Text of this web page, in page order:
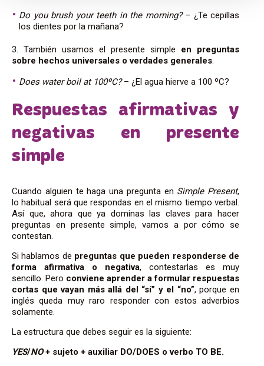
Do you brush your teeth in the morning?– ¿Te cepillas
los dientes por la mañana?
3. También usamos el presente simple en preguntas
sobre hechos universales o verdades generales.
Does water boil at 100ºC?– ¿El agua hierve a 100 ºC?
Respuestas afirmativas y
negativas en presente
simple
Cuando alguien te haga una pregunta en Simple Present,
lo habitual será que respondas en el mismo tiempo verbal.
Así que, ahora que ya dominas las claves para hacer
preguntas en presente simple, vamos a por cómo se
contestan.
Si hablamos de preguntas que pueden responderse de
forma afirmativa o negativa, contestarlas es muy
sencillo. Pero conviene aprender a formular respuestas
cortas que vayan más allá del “sí” y el “no”, porque en
inglés queda muy raro responder con estos adverbios
solamente.
La estructura que debes seguir es la siguiente:
YES/NO+ sujeto + auxiliar DO/DOES o verbo TO BE.